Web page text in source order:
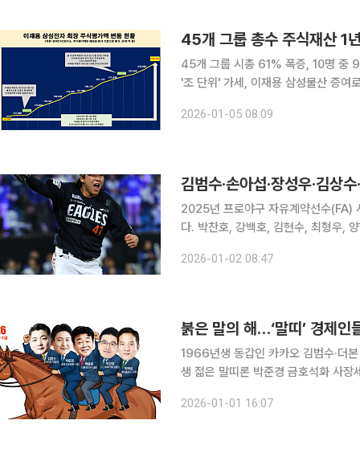
45개 그룹 시총 61% 폭증, 10명 중 9
'조 단위' 가세, 이재용 삼성물산 증여
다. 반도체 업황 회복과 AI발 랠리, 그
2026-01-05 08:09
김범수·손아섭·장성우·김상
2025년 프로야구 자유계약선수(FA)
다. 박찬호, 강백호, 김현수, 최형우,
김범수(한화 이글스), 김상수(롯데 자
2026-01-02 08:47
붉은 말의 해…‘말띠’ 경제인
1966년생 동갑인 카카오 김범수·더
생 젊은 말띠론 박준경 금호석화 사장
경제가 처한 대내외 어려움을 헤쳐 나
2026-01-01 16:07